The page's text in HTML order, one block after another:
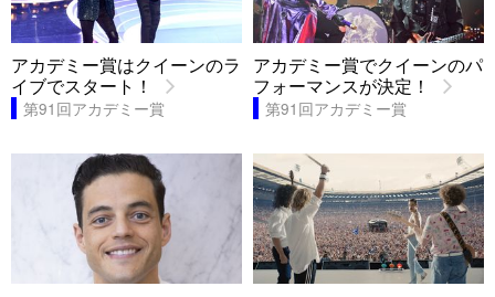
アカデミー賞はクイーンのラ
イブでスタート！
第91回アカデミー賞
アカデミー賞でクイーンのパ
フォーマンスが決定！
第91回アカデミー賞